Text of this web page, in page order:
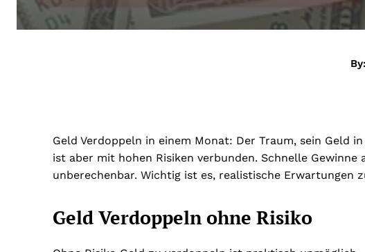
By:
Geld Verdoppeln in einem Monat: Der Traum, sein Geld
ist aber mit hohen Risiken verbunden. Schnelle
unberechenbar. Wichtig ist es, realistische Erwartungen
Geld Verdoppeln ohne Risiko